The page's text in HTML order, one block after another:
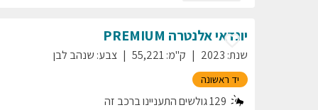
יונדאיאלנטרה PREMIUM
שנת:
2023 ק"מ:
55,221 צבע: שנהב לבן
יד ראשונה
129גולשים התעניינו ברכב זה